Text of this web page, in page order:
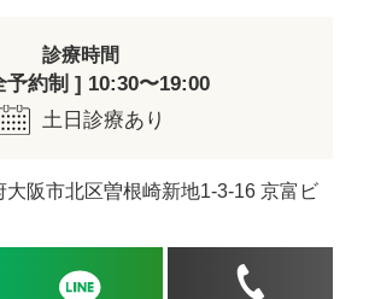
診療時間
予約制 ] 10:30〜19:00
土日診療あり
阪市北区曽根崎新地1-3-16 京富ビ